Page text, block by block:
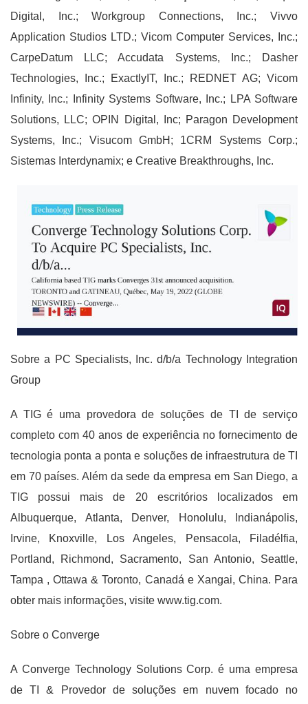
Digital, Inc.; Workgroup Connections, Inc.; Vivvo
Application Studios LTD.; Vicom Computer Services, Inc.;
CarpeDatum LLC; Accudata Systems, Inc.; Dasher
Technologies, Inc.; ExactlyIT, Inc.; REDNET AG; Vicom
Infinity, Inc.; Infinity Systems Software, Inc.; LPA Software
Solutions, LLC; OPIN Digital, Inc; Paragon Development
Systems, Inc.; Visucom GmbH; 1CRM Systems Corp.;
Sistemas Interdynamix; e Creative Breakthroughs, Inc.
Sobre a PC Specialists, Inc. d/b/a Technology Integration
Group
A TIG é uma provedora de soluções de TI de serviço
completo com 40 anos de experiência no fornecimento de
tecnologia ponta a ponta e soluções de infraestrutura de TI
em 70 países. Além da sede da empresa em San Diego, a
TIG possui mais de 20 escritórios localizados em
Albuquerque, Atlanta, Denver, Honolulu, Indianápolis,
Irvine, Knoxville, Los Angeles, Pensacola, Filadélfia,
Portland, Richmond, Sacramento, San Antonio, Seattle,
Tampa , Ottawa & Toronto, Canadá e Xangai, China. Para
obter mais informações, visite www.tig.com.
Sobre o Converge
A Converge Technology Solutions Corp. é uma empresa
de TI & Provedor de soluções em nuvem focado no